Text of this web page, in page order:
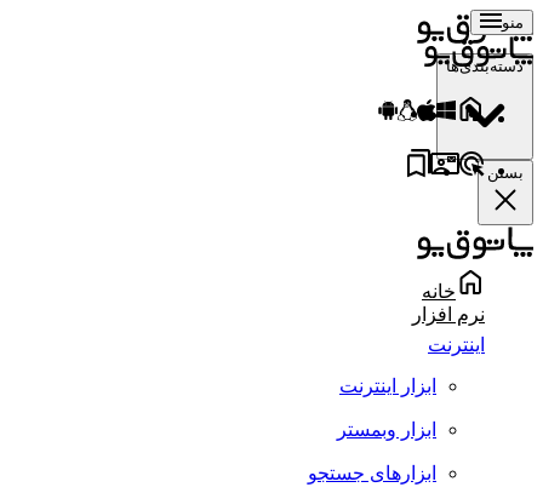
منو
دسته‌بندی‌ها
بستن
خانه
نرم افزار
اینترنت
ابزار اینترنت
ابزار وبمستر
ابزارهای جستجو